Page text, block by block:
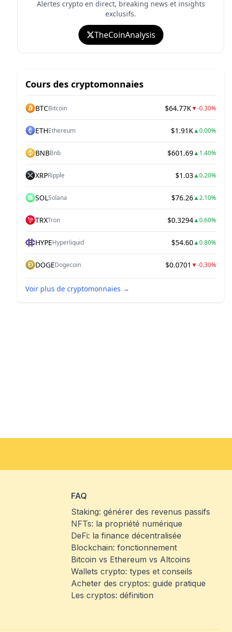
Alertes crypto en direct, breaking news et insights
exclusifs.
TheCoinAnalysis
Cours des cryptomonnaies
BTCBitcoin $64.77K▼-0.30%
ETHEthereum $1.91K▲0.00%
BNBBnb $601.69▲1.40%
XRPRipple $1.03▲0.20%
SOLSolana $76.26▲2.10%
TRXTron $0.3294▲0.60%
HYPEHyperliquid $54.60▲0.80%
DOGEDogecoin $0.0701 ▼-0.30%
Voir plus de cryptomonnaies →
FAQ
Staking: générer des revenus passifs
NFTs: la propriété numérique
DeFi: la finance décentralisée
Blockchain: fonctionnement
Bitcoin vs Ethereum vs Altcoins
Wallets crypto: types et conseils
Acheter des cryptos: guide pratique
Les cryptos: définition